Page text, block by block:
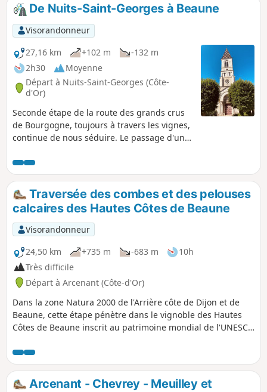
De Nuits-Saint-Georges à Beaune
Visorandonneur
27,16 km
+102 m
-132 m
2h30
Moyenne
Départ à Nuits-Saint-Georges (Côte-
d'Or)
Seconde étape de la route des grands crus
de Bourgogne, toujours à travers les vignes,
continue de nous séduire. Le passage d'un
montées, mais rien de trop sévère. Par
contre, cela nous permet de prendre de la
hauteur et de découvrir un beau panorama
sur toute l'étendue du vignoble. La traversée
des villes et villages, Aloxe-Corton et son
magnifique château, Savigny-lès-Beaune et
Beaune.
Traversée des combes et des pelouses
calcaires des Hautes Côtes de Beaune
Visorandonneur
24,50 km
+735 m -683 m
10h
Très difficile
Départ à Arcenant (Côte-d'Or)
Dans la zone Natura 2000 de l'Arrière côte de Dijon et de
Beaune, cette étape pénètre dans le vignoble des Hautes
Côtes de Beaune inscrit au patrimoine mondial de l'UNESCO
Bourgogne. On parcourt combes, forêts, plateaux, pelouses
calcaires et vignoble à la découverte d'un patrimoine
constitué de lavoirs, d'une abbaye et d'une nécropole
Arcenant - Chevrey - Meuilley et